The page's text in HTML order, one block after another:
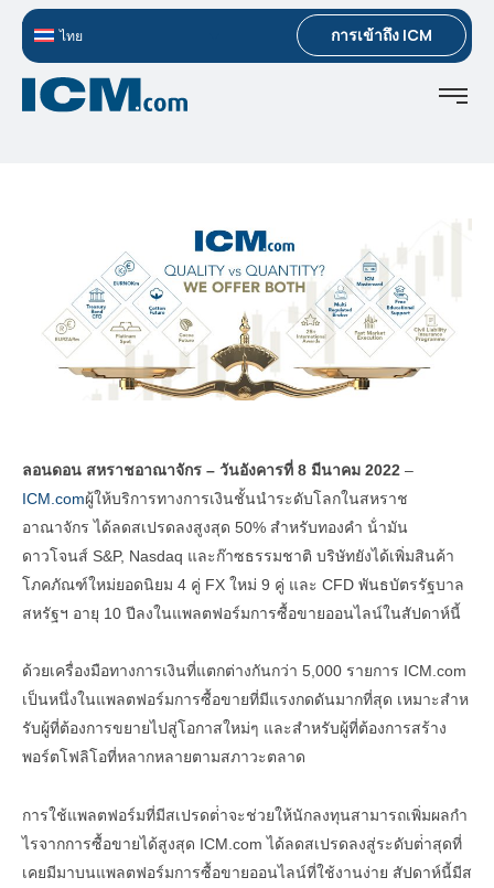
ไทย การเข้าถึง ICM
ลอนดอน สหราชอาณาจักร – วันอังคารที่ 8 มีนาคม 2022 –
ICM.comผู้ให้บริการทางการเงินชั้นนําระดับโลกในสหราช
อาณาจักร ได้ลดสเปรดลงสูงสุด 50% สําหรับทองคํา น้ํามัน
ดาวโจนส์ S&P, Nasdaq และก๊าซธรรมชาติ บริษัทยังได้เพิ่มสินค้า
โภคภัณฑ์ใหม่ยอดนิยม 4 คู่ FX ใหม่ 9 คู่ และ CFD พันธบัตรรัฐบาล
สหรัฐฯ อายุ 10 ปีลงในแพลตฟอร์มการซื้อขายออนไลน์ในสัปดาห์นี้
ด้วยเครื่องมือทางการเงินที่แตกต่างกันกว่า 5,000 รายการ ICM.com
เป็นหนึ่งในแพลตฟอร์มการซื้อขายที่มีแรงกดดันมากที่สุด เหมาะสําห
รับผู้ที่ต้องการขยายไปสู่โอกาสใหม่ๆ และสําหรับผู้ที่ต้องการสร้าง
พอร์ตโฟลิโอที่หลากหลายตามสภาวะตลาด
การใช้แพลตฟอร์มที่มีสเปรดต่ําจะช่วยให้นักลงทุนสามารถเพิ่มผลกํา
ไรจากการซื้อขายได้สูงสุด ICM.com ได้ลดสเปรดลงสู่ระดับต่ําสุดที่
เคยมีมาบนแพลตฟอร์มการซื้อขายออนไลน์ที่ใช้งานง่าย สัปดาห์นี้มีส